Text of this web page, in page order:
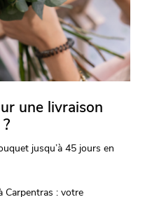
une livraison
jusqu’à 45 jours en
Carpentras : votre